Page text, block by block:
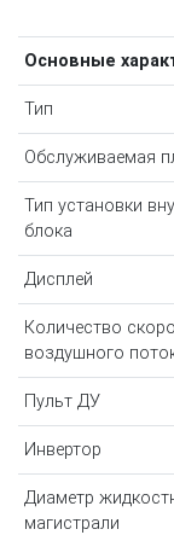
Основные
Тип
Обслуживаемая
Тип установки
блока
Дисплей
Количество
воздушного
Пульт ДУ
Инвертор
Диаметр
магистрали